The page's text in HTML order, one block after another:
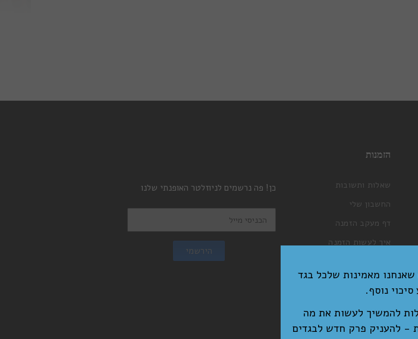
הירשמי
כן! פה נרשמים לניוזלטר האופנתי שלנו
הזמנות
שאלות ותשובות
החשבון שלי
דף מעקב הזמנה
איך לעשות הזמנה
תקנון האתר ומדיניות פרטיות
מ־15 שנים שאנחנו מאמינות שלכל בגד
סיכוי נוסף.
להמשיך לעשות את מה
- להעניק פרק חדש לבגדים